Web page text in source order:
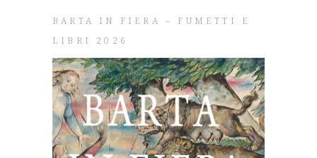
BARTA IN FIERA – FUMETTI E
LIBRI 2026